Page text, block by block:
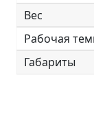
Вес
Рабочая
Габариты